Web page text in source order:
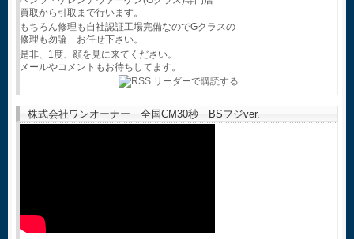
買取から引取まで行います。
もちろん修理も自社認証工場完備なのでGクラスの
修理も勿論 お任せ下さい。
是非、1度、顔を見に来てください。
メールやコメントもお待ちしてます。
株式会社ワンオーナー 全国CM30秒 BSフジver.